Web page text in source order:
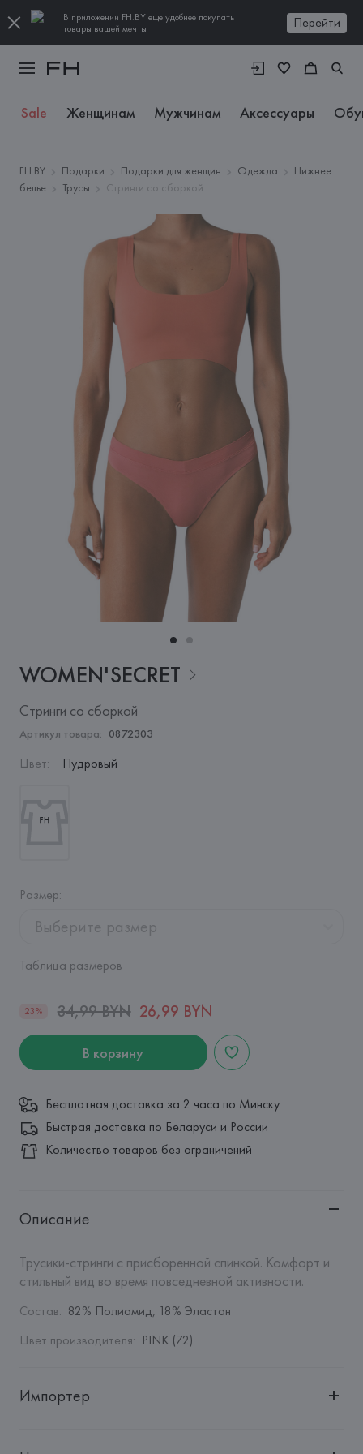
В приложении FH.BY еще удобнее покупать
товары вашей мечты
Перейти
Sale Женщинам Мужчинам Аксессуары
FH.BY Подарки Подарки для женщин Одежда
Нижнее
белье
Трусы Стринги со сборкой
WOMEN'SECRET
Стринги со сборкой
Артикул товара: 0872303
Цвет: Пудровый
Размер:
Выберите размер
Таблица размеров
23% 34,99 BYN 26,99 BYN
В корзину
Бесплатная доставка за 2 часа по Минску
Быстрая доставка по Беларуси и России
Количество товаров без ограничений
Описание
Трусики-стринги с присборенной спинкой. Комфорт и
стильный вид во время повседневной активности.
Состав: 82% Полиамид, 18% Эластан
Цвет производителя: PINK (72)
Импортер